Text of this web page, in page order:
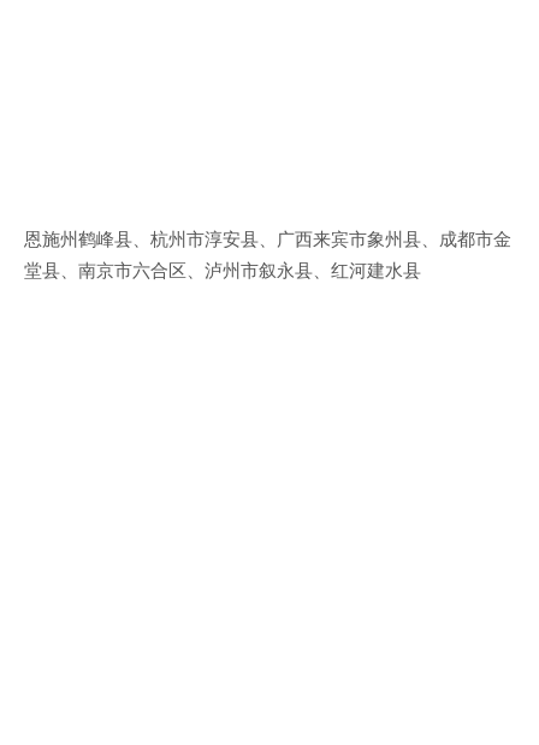
恩施州鹤峰县、杭州市淳安县、广西来宾市象州县、成都市金
堂县、南京市六合区、泸州市叙永县、红河建水县